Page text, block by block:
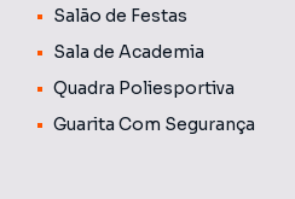
Salão de Festas
Sala de Academia
Quadra Poliesportiva
Guarita Com Segurança